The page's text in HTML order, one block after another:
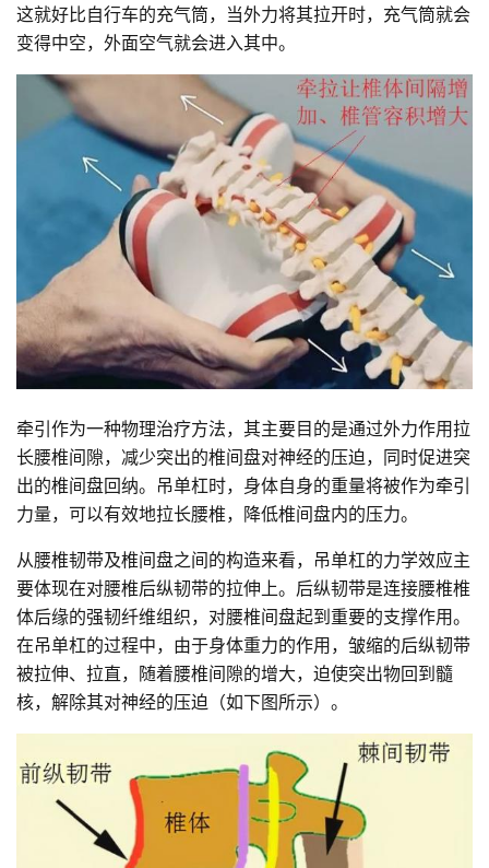
这就好比自行车的充气筒，当外力将其拉开时，充气筒就会
变得中空，外面空气就会进入其中。
牵引作为一种物理治疗方法，其主要目的是通过外力作用拉
长腰椎间隙，减少突出的椎间盘对神经的压迫，同时促进突
出的椎间盘回纳。吊单杠时，身体自身的重量将被作为牵引
力量，可以有效地拉长腰椎，降低椎间盘内的压力。
从腰椎韧带及椎间盘之间的构造来看，吊单杠的力学效应主
要体现在对腰椎后纵韧带的拉伸上。后纵韧带是连接腰椎椎
体后缘的强韧纤维组织，对腰椎间盘起到重要的支撑作用。
在吊单杠的过程中，由于身体重力的作用，皱缩的后纵韧带
被拉伸、拉直，随着腰椎间隙的增大，迫使突出物回到髓
核，解除其对神经的压迫（如下图所示）。